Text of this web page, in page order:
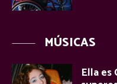
MÚSICAS
Ella es